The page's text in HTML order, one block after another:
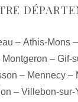
– Athis-Mons –
Montgeron – Gif-
– Mennecy–
– Villebon-sur-